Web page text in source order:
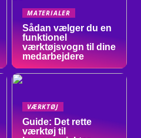
MATERIALER
Sådan vælger du en
funktionel
værktøjsvogn til dine
medarbejdere
VÆRKTØJ
Guide: Det rette
værktøj til